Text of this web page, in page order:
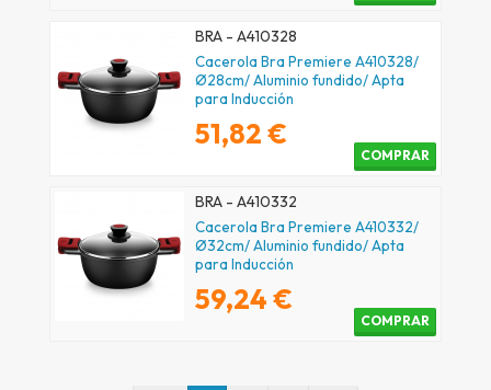
BRA - A410328
Cacerola Bra Premiere A410328/
Ø28cm/ Aluminio fundido/ Apta
para Inducción
51,82 €
COMPRAR
BRA - A410332
Cacerola Bra Premiere A410332/
Ø32cm/ Aluminio fundido/ Apta
para Inducción
59,24 €
COMPRAR